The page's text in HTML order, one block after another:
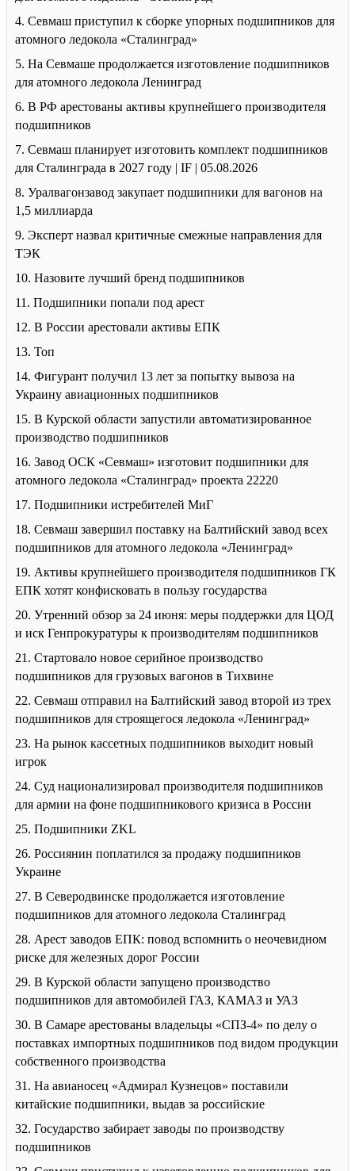
4. Севмаш приступил к сборке упорных подшипников для
атомного ледокола «Сталинград»
5. На Севмаше продолжается изготовление подшипников
для атомного ледокола Ленинград
6. В РФ арестованы активы крупнейшего производителя
подшипников
7. Севмаш планирует изготовить комплект подшипников
для Сталинграда в 2027 году | IF | 05.08.2026
8. Уралвагонзавод закупает подшипники для вагонов на
1,5 миллиарда
9. Эксперт назвал критичные смежные направления для
ТЭК
10. Назовите лучший бренд подшипников
11. Подшипники попали под арест
12. В России арестовали активы ЕПК
13. Топ
14. Фигурант получил 13 лет за попытку вывоза на
Украину авиационных подшипников
15. В Курской области запустили автоматизированное
производство подшипников
16. Завод ОСК «Севмаш» изготовит подшипники для
атомного ледокола «Сталинград» проекта 22220
17. Подшипники истребителей МиГ
18. Севмаш завершил поставку на Балтийский завод всех
подшипников для атомного ледокола «Ленинград»
19. Активы крупнейшего производителя подшипников ГК
ЕПК хотят конфисковать в пользу государства
20. Утренний обзор за 24 июня: меры поддержки для ЦОД
и иск Генпрокуратуры к производителям подшипников
21. Стартовало новое серийное производство
подшипников для грузовых вагонов в Тихвине
22. Севмаш отправил на Балтийский завод второй из трех
подшипников для строящегося ледокола «Ленинград»
23. На рынок кассетных подшипников выходит новый
игрок
24. Суд национализировал производителя подшипников
для армии на фоне подшипникового кризиса в России
25. Подшипники ZKL
26. Россиянин поплатился за продажу подшипников
Украине
27. В Северодвинске продолжается изготовление
подшипников для атомного ледокола Сталинград
28. Арест заводов ЕПК: повод вспомнить о неочевидном
риске для железных дорог России
29. В Курской области запущено производство
подшипников для автомобилей ГАЗ, КАМАЗ и УАЗ
30. В Самаре арестованы владельцы «СПЗ-4» по делу о
поставках импортных подшипников под видом продукции
собственного производства
31. На авианосец «Адмирал Кузнецов» поставили
китайские подшипники, выдав за российские
32. Государство забирает заводы по производству
подшипников